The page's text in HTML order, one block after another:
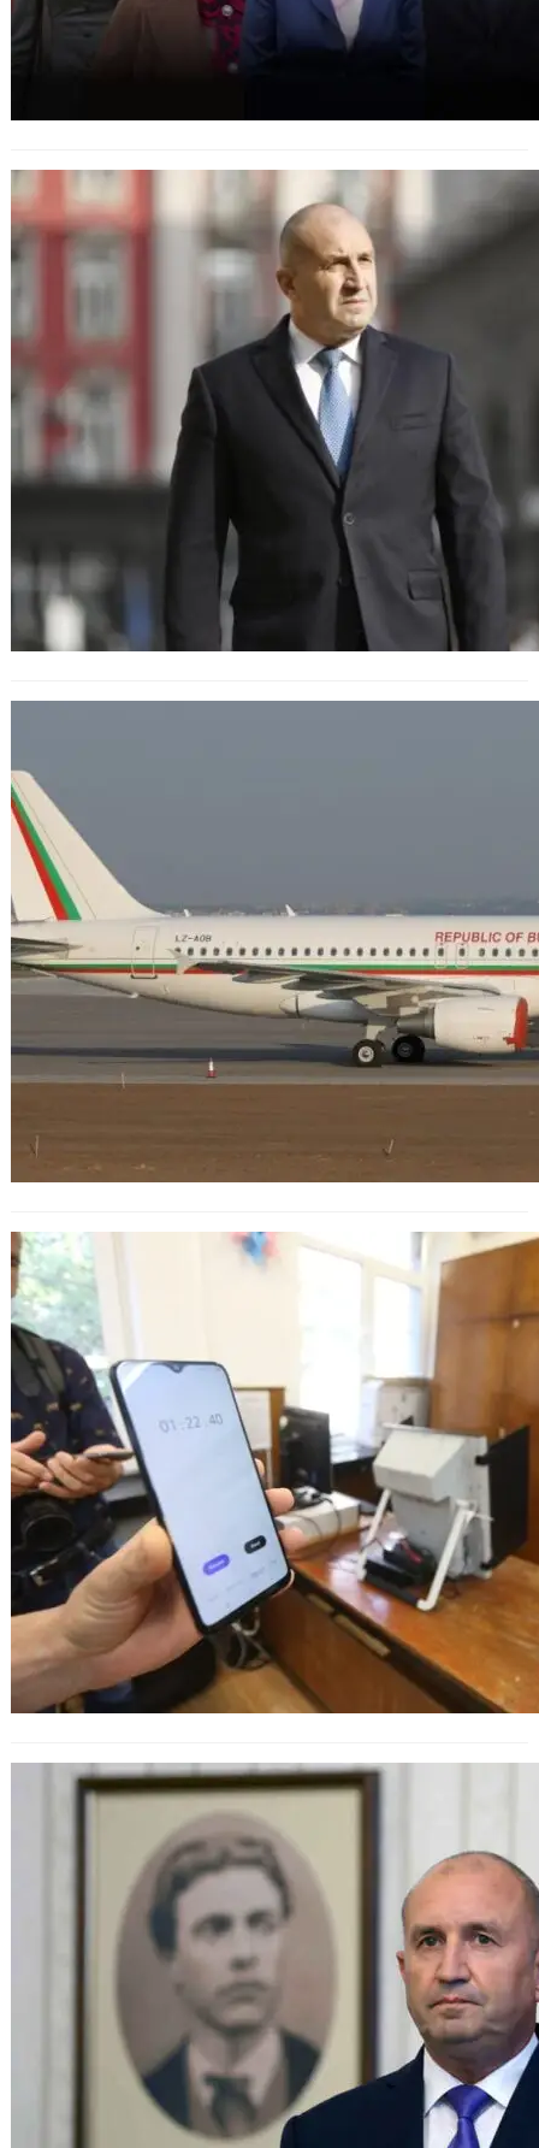
Президентът започва процедура по
назначаване на служебно
правителство
Отново проблем с машините за
гласуване: Няма къде да се
съхраняват преди изборите
Политически реакции и
предизвикателства пред
назначаването на служебен
кабинет в България